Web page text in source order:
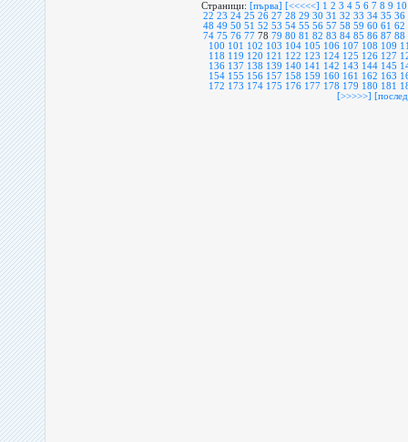
Страници: [първа] [<<<<<] 1 2 3 4 5 6 7 8 9 10
22 23 24 25 26 27 28 29 30 31 32 33 34 35 36
48 49 50 51 52 53 54 55 56 57 58 59 60 61 62
74 75 76 77 78 79 80 81 82 83 84 85 86 87 88
100 101 102 103 104 105 106 107 108 109
118 119 120 121 122 123 124 125 126 127
136 137 138 139 140 141 142 143 144 145
154 155 156 157 158 159 160 161 162 163
172 173 174 175 176 177 178 179 180 181
[>>>>>]